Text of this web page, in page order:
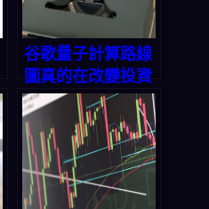
谷歌量子計算路線
圖真的在改變投資
邏輯嗎？從 NISQ
轉向 QPU＋QCC
的下一步